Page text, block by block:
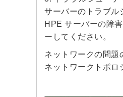
サーバーのトラブル
HPE サーバーの障
ーしてください。
ネットワークの問題
ネットワークトポロ